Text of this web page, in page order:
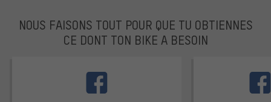
NOUS FAISONS TOUT POUR QUE TU OBTIENNES
CE DONT TON BIKE A BESOIN